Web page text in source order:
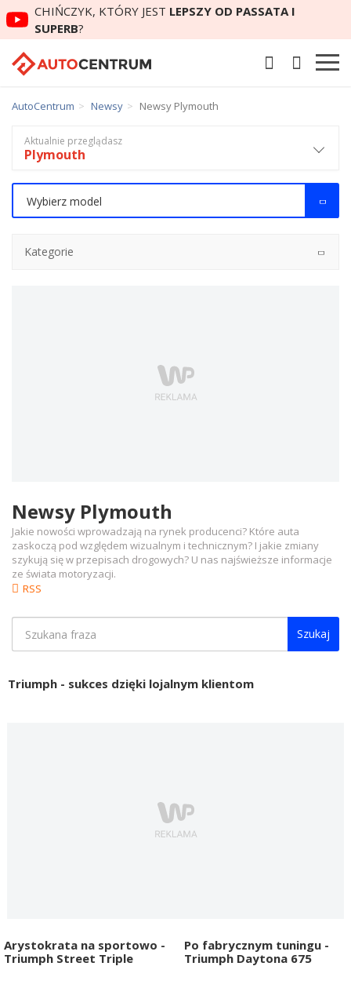
CHIŃCZYK, KTÓRY JEST LEPSZY OD PASSATA I
SUPERB?
AutoCentrum Newsy Newsy Plymouth
Newsy Plymouth
RSS
Jakie nowości wprowadzają na rynek producenci? Które auta
zaskoczą pod względem wizualnym i technicznym? I jakie zmiany
szykują się w przepisach drogowych? U nas najświeższe informacje
ze świata motoryzacji.
Szukaj
Triumph - sukces dzięki lojalnym klientom
Arystokrata na sportowo -
Triumph Street Triple
Po fabrycznym tuningu -
Triumph Daytona 675
Aktualnie przeglądasz
Plymouth
Wybierz model
Kategorie